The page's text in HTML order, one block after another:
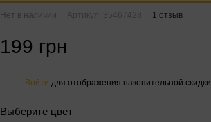
Нет в наличии Артикул: 35467428 1 отзыв
199 грн
Войти для отображения накопительной скидки
Выберите цвет